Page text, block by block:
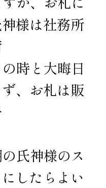
様は社務所
時と大晦日
、お札は販
氏神様のス
したらよい